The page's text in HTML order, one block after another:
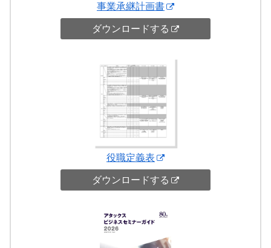
事業承継計画書
ダウンロードする
役職定義表
ダウンロードする